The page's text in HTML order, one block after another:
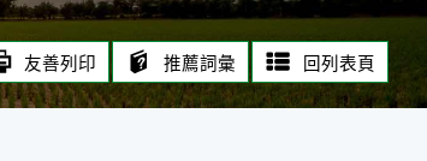
友善列印 推薦詞彙 回列表頁